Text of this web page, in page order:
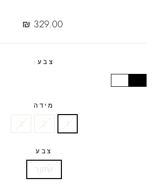
Regular
329.00 ₪
צבע:
מידה
1
2
3
צבע
שחור